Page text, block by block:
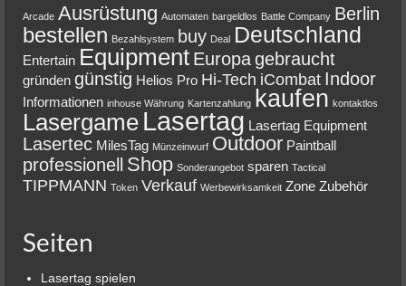
Arcade Ausrüstung Automaten bargeldlos Battle Company Berlin
bestellen Bezahlsystem buy Deal Deutschland
Entertain Equipment Europagebraucht
gründen günstig Helios Pro Hi-Tech iCombat Indoor
Informationen inhouse Währung Kartenzahlung kaufen kontaktlos
Lasergame Lasertag Lasertag Equipment
Lasertec MilesTag Münzeinwurf Outdoor Paintball
professionell Shop Sonderangebot sparen Tactical
TIPPMANN Token Verkauf Werbewirksamkeit Zone Zubehör
Seiten
Lasertag spielen